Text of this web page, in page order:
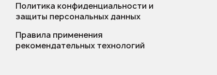
Политика конфиденциальности и
защиты персональных данных
Правила применения
рекомендательных технологий